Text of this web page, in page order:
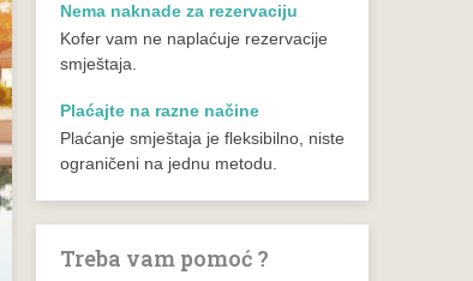
Nema naknade za rezervaciju
Kofer vam ne naplaćuje rezervacije
smještaja.
Plaćajte na razne načine
Plaćanje smještaja je fleksibilno, niste
ograničeni na jednu metodu.
Treba vam pomoć ?